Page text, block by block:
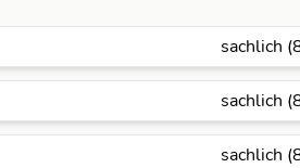
sachlich
sachlich
sachlich